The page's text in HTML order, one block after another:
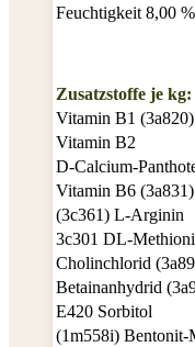
Feuchtigkeit 8,00 %
Zusatzstoffe je kg:
Vitamin B1 (3a820)
Vitamin B2
D-Calcium-
Vitamin B6 (3a831)
(3c361) L-Arginin
3c301 DL-
Cholinchlorid
Betainanhydrid
E420 Sorbitol
(1m558i)